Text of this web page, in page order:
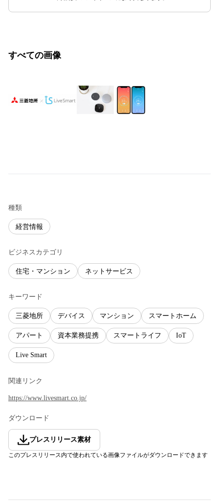
すべての画像
種類
経営情報
ビジネスカテゴリ
住宅・マンション ネットサービス
キーワード
三菱地所 デバイス マンション スマートホーム
アパート 資本業務提携 スマートライフ IoT
Live Smart
関連リンク
https://www.livesmart.co.jp/
ダウンロード
プレスリリース素材
このプレスリリース内で使われている画像ファイルがダウンロードできます